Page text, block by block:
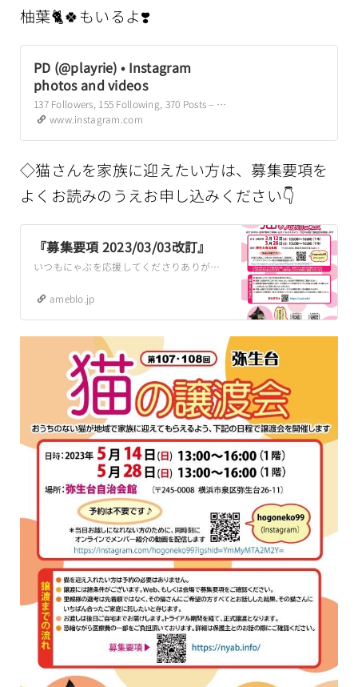
柚葉🐈🍀もいるよ❣️
PD (@playrie) • Instagram
photos and videos
137 Followers, 155 Following, 370 Posts – See Instagram photos and videos from PD (@playrie)
www.instagram.com
◇猫さんを家族に迎えたい方は、募集要項を
よくお読みのうえお申し込みください👇
『募集要項 2023/03/03改訂』
いつもにゃぶを応援してくださりありがとうございます。猫の伊藤です。フードやトイレ砂、医療費のご支援や、賛助会員に登録していただいた皆様、本当にありがとうござい…
ameblo.jp